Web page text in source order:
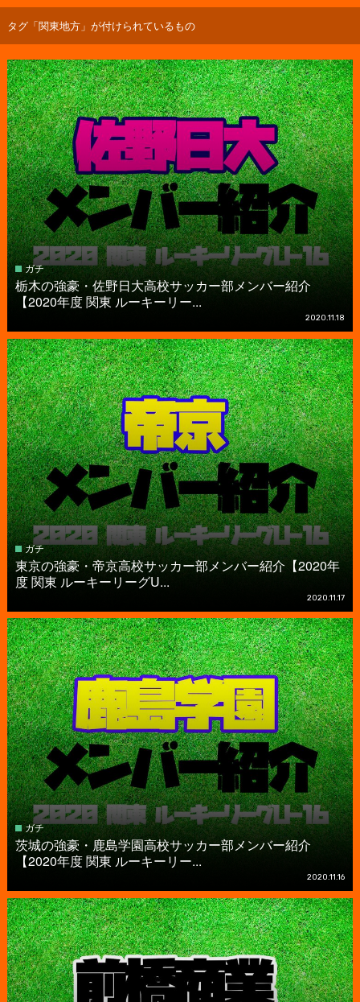
タグ「関東地方」が付けられているもの
ガチ
栃木の強豪・佐野日大高校サッカー部メンバー紹介
【2020年度 関東 ルーキーリー...
2020.11.18
ガチ
東京の強豪・帝京高校サッカー部メンバー紹介【2020年
度 関東 ルーキーリーグU...
2020.11.17
ガチ
茨城の強豪・鹿島学園高校サッカー部メンバー紹介
【2020年度 関東 ルーキーリー...
2020.11.16